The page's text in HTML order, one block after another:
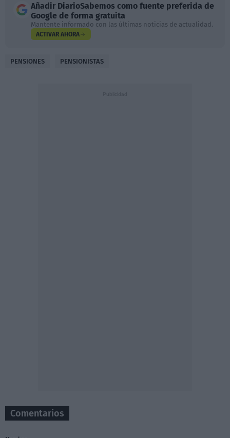
Añadir DiarioSabemos como fuente preferida de
Google de forma gratuita
Mantente informado con las últimas noticias de actualidad.
ACTIVAR AHORA
PENSIONES PENSIONISTAS
Comentarios